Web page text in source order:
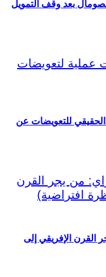
بعد وقف التمويل
للتعويضات عن
القرن الإفريقي إلى